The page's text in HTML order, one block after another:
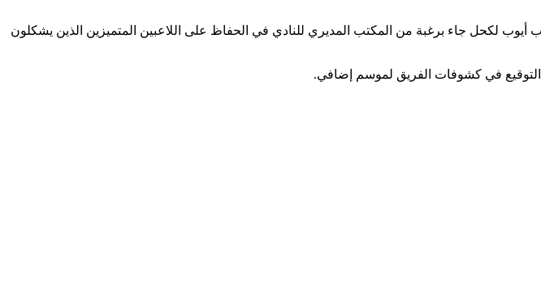
أيوب لكحل جاء برغبة من المكتب المديري للنادي في الحفاظ على اللاعبين المتميزين الذين يشكلون
التوقيع في كشوفات الفريق لموسم إضافي.